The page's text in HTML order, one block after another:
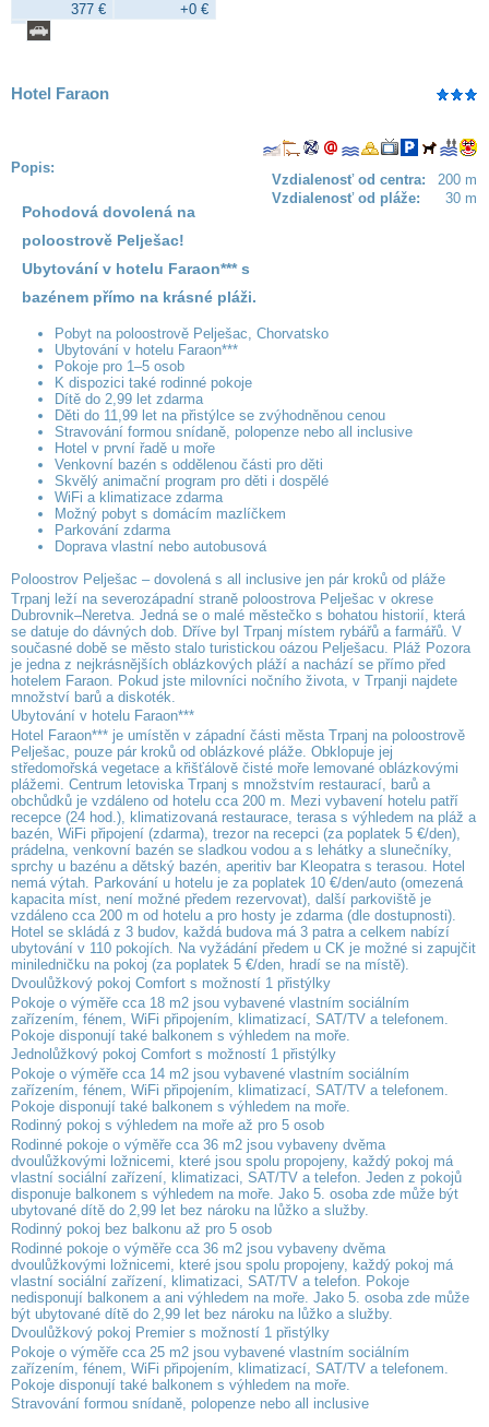
377 €
+0 €
Hotel Faraon
Vzdialenosť od centra:
200 m
Vzdialenosť od pláže:
30 m
Popis:
Pohodová dovolená na
poloostrově Pelješac!
Ubytování v hotelu Faraon*** s
bazénem přímo na krásné pláži.
Pobyt na poloostrově Pelješac, Chorvatsko
Ubytování v hotelu Faraon***
Pokoje pro 1–5 osob
K dispozici také rodinné pokoje
Dítě do 2,99 let zdarma
Děti do 11,99 let na přistýlce se zvýhodněnou cenou
Stravování formou snídaně, polopenze nebo all inclusive
Hotel v první řadě u moře
Venkovní bazén s oddělenou části pro děti
Skvělý animační program pro děti i dospělé
WiFi a klimatizace zdarma
Možný pobyt s domácím mazlíčkem
Parkování zdarma
Doprava vlastní nebo autobusová
Poloostrov Pelješac – dovolená s all inclusive jen pár kroků od pláže
Trpanj leží na severozápadní straně poloostrova Pelješac v okrese
Dubrovnik–Neretva. Jedná se o malé městečko s bohatou historií, která
se datuje do dávných dob. Dříve byl Trpanj místem rybářů a farmářů. V
současné době se město stalo turistickou oázou Pelješacu. Pláž Pozora
je jedna z nejkrásnějších oblázkových pláží a nachází se přímo před
hotelem Faraon. Pokud jste milovníci nočního života, v Trpanji najdete
množství barů a diskoték.
Ubytování v hotelu Faraon***
Hotel Faraon*** je umístěn v západní části města Trpanj na poloostrově
Pelješac, pouze pár kroků od oblázkové pláže. Obklopuje jej
středomořská vegetace a křišťálově čisté moře lemované oblázkovými
plážemi. Centrum letoviska Trpanj s množstvím restaurací, barů a
obchůdků je vzdáleno od hotelu cca 200 m. Mezi vybavení hotelu patří
recepce (24 hod.), klimatizovaná restaurace, terasa s výhledem na pláž a
bazén, WiFi připojení (zdarma), trezor na recepci (za poplatek 5 €/den),
prádelna, venkovní bazén se sladkou vodou a s lehátky a slunečníky,
sprchy u bazénu a dětský bazén, aperitiv bar Kleopatra s terasou. Hotel
nemá výtah. Parkování u hotelu je za poplatek 10 €/den/auto (omezená
kapacita míst, není možné předem rezervovat), další parkoviště je
vzdáleno cca 200 m od hotelu a pro hosty je zdarma (dle dostupnosti).
Hotel se skládá z 3 budov, každá budova má 3 patra a celkem nabízí
ubytování v 110 pokojích. Na vyžádání předem u CK je možné si zapujčit
miniledničku na pokoj (za poplatek 5 €/den, hradí se na místě).
Dvoulůžkový pokoj Comfort s možností 1 přistýlky
Pokoje o výměře cca 18 m2 jsou vybavené vlastním sociálním
zařízením, fénem, WiFi připojením, klimatizací, SAT/TV a telefonem.
Pokoje disponují také balkonem s výhledem na moře.
Jednolůžkový pokoj Comfort s možností 1 přistýlky
Pokoje o výměře cca 14 m2 jsou vybavené vlastním sociálním
zařízením, fénem, WiFi připojením, klimatizací, SAT/TV a telefonem.
Pokoje disponují také balkonem s výhledem na moře.
Rodinný pokoj s výhledem na moře až pro 5 osob
Rodinné pokoje o výměře cca 36 m2 jsou vybaveny dvěma
dvoulůžkovými ložnicemi, které jsou spolu propojeny, každý pokoj má
vlastní sociální zařízení, klimatizaci, SAT/TV a telefon. Jeden z pokojů
disponuje balkonem s výhledem na moře. Jako 5. osoba zde může být
ubytované dítě do 2,99 let bez nároku na lůžko a služby.
Rodinný pokoj bez balkonu až pro 5 osob
Rodinné pokoje o výměře cca 36 m2 jsou vybaveny dvěma
dvoulůžkovými ložnicemi, které jsou spolu propojeny, každý pokoj má
vlastní sociální zařízení, klimatizaci, SAT/TV a telefon. Pokoje
nedisponují balkonem a ani výhledem na moře. Jako 5. osoba zde může
být ubytované dítě do 2,99 let bez nároku na lůžko a služby.
Dvoulůžkový pokoj Premier s možností 1 přistýlky
Pokoje o výměře cca 25 m2 jsou vybavené vlastním sociálním
zařízením, fénem, WiFi připojením, klimatizací, SAT/TV a telefonem.
Pokoje disponují také balkonem s výhledem na moře.
Stravování formou snídaně, polopenze nebo all inclusive